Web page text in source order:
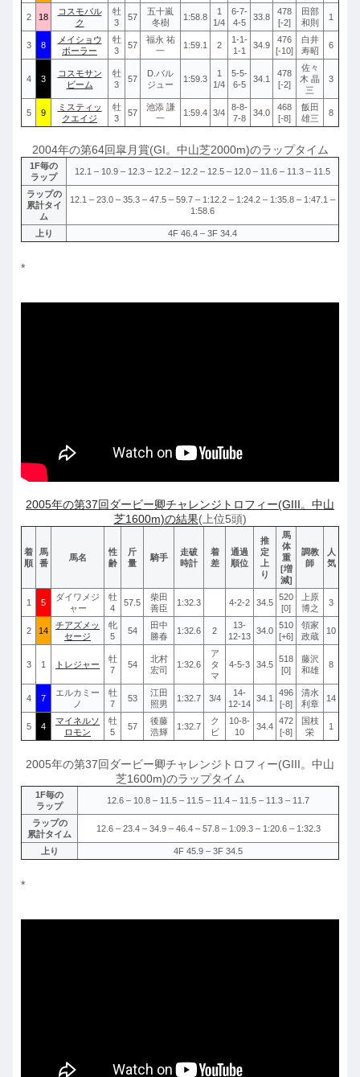
2 18
コスモバル
ク
牡
3
57
五十嵐
冬樹
1:58.8
1
1/4
6-7-
4-5
33.8
478
[-2]
田部
和則
1
3 8
メイショウ
ボーラー
牡
3
57
福永 祐
一
1:59.1 2
1-1-
1-1
34.9
476
[-10]
白井
寿昭
6
4 3
コスモサン
ビーム
牡
3
57
D.バル
ジュー
1:59.3
1
1/4
5-5-
6-5
34.1
478
[-2]
佐々
木 晶
三
3
5 9
ミスティッ
クエイジ
牡
3
57
池添 謙
一
1:59.4 3/4
8-8-
7-8
34.0
468
[-8]
飯田
雄三
8
2004年の第64回皐月賞(GI。中山芝2000m)のラップタイム
1F毎の
ラップ
12.1 – 10.9 – 12.3 – 12.2 – 12.2 – 12.5 – 12.0 – 11.6 – 11.3 – 11.5
ラップの
累計タイ
ム
12.1 – 23.0 – 35.3 – 47.5 – 59.7 – 1:12.2 – 1:24.2 – 1:35.8 – 1:47.1 –
1:58.6
上り 4F 46.4 – 3F 34.4
*
2005年の第37回ダービー卿チャレンジトロフィー(GIII。中山
芝1600m)の結果(上位5頭)
着
順
馬
番
馬名
性
齢
斤
量
騎手
走破
時計
着
差
通過
順位
推
定
上
り
馬
体
重
[増
減]
調教
師
人
気
1 5
ダイワメジ
ャー
牡
4
57.5
柴田
善臣
1:32.3 4-2-2 34.5
520
[0]
上原
博之
3
2 14
チアズメッ
セージ
牝
5
54
田中
勝春
1:32.6 2
13-
12-13
34.0
510
[+6]
領家
政蔵
10
3 1 トレジャー
牡
7
54
北村
宏司
1:32.6
ア
タ
マ
4-5-3 34.5
518
[0]
藤沢
和雄
8
4 7
エルカミー
ノ
牡
7
53
江田
照男
1:32.7 3/4
14-
12-14
34.1
496
[-8]
清水
利章
14
5 4
マイネルソ
ロモン
牡
5
57
後藤
浩輝
1:32.7
ク
ビ
10-8-
10
34.4
472
[-8]
国枝
栄
1
2005年の第37回ダービー卿チャレンジトロフィー(GIII。中山
芝1600m)のラップタイム
1F毎の
ラップ
12.6 – 10.8 – 11.5 – 11.5 – 11.4 – 11.5 – 11.3 – 11.7
ラップの
累計タイム
12.6 – 23.4 – 34.9 – 46.4 – 57.8 – 1:09.3 – 1:20.6 – 1:32.3
上り 4F 45.9 – 3F 34.5
*